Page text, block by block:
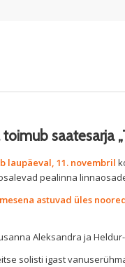
saatesarja
laupäeval, 11. novembril
pealinna
astuvad üles
Aleksandra ja
solisti igast